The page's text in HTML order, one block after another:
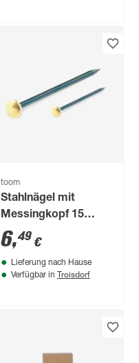
toom
Stahlnägel mit
Messingkopf 15
Stück
6,49 €
Lieferung nach Hause
Verfügbar in Troisdorf